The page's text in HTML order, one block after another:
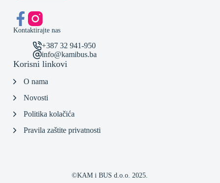
Kontaktirajte nas
+387 32 941-950
info@kamibus.ba
Korisni linkovi
O nama
Novosti
Politika kolačića
Pravila zaštite privatnosti
©KAM i BUS d.o.o. 2025.